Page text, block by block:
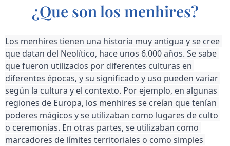
¿Que son los menhires?
Los menhires tienen una historia muy antigua y se cree
que datan del Neolítico, hace unos 6.000 años. Se sabe
que fueron utilizados por diferentes culturas en
diferentes épocas, y su significado y uso pueden variar
según la cultura y el contexto. Por ejemplo, en algunas
regiones de Europa, los menhires se creían que tenían
poderes mágicos y se utilizaban como lugares de culto
o ceremonias. En otras partes, se utilizaban como
marcadores de límites territoriales o como simples